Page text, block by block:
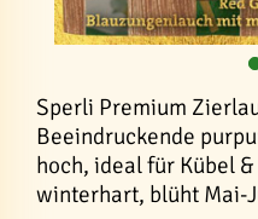
Sperli Premium
Beeindruckende
hoch, ideal für Kübel
winterhart, blüht Mai-